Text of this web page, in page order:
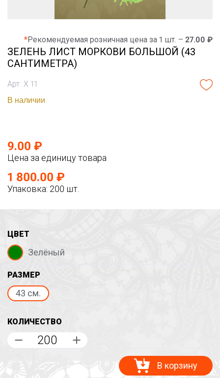
*Рекомендуемая розничная цена за 1 шт. – 27.00 ₽
ЗЕЛЕНЬ ЛИСТ МОРКОВИ БОЛЬШОЙ (43
САНТИМЕТРА)
Арт. Х 11
В наличии
9.00 ₽
Цена за единицу товара
1 800.00 ₽
Упаковка: 200 шт.
ЦВЕТ
Зелёный
РАЗМЕР
43 см.
КОЛИЧЕСТВО
В корзину